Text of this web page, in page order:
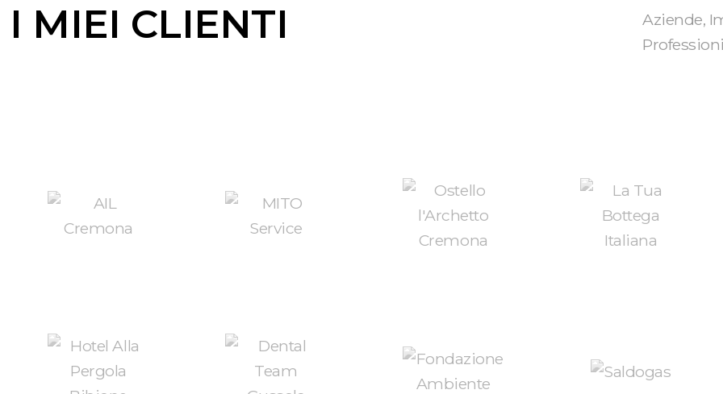
I MIEI CLIENTI
Aziende,
STRATEGICI PER HOTEL
CREO STRATEGIE DI WEB
MARKETING
FACCIO SITI WEB PER IL B2B
Contattami
info@davidecavalleri.it
Quando
9:00/12:00 -